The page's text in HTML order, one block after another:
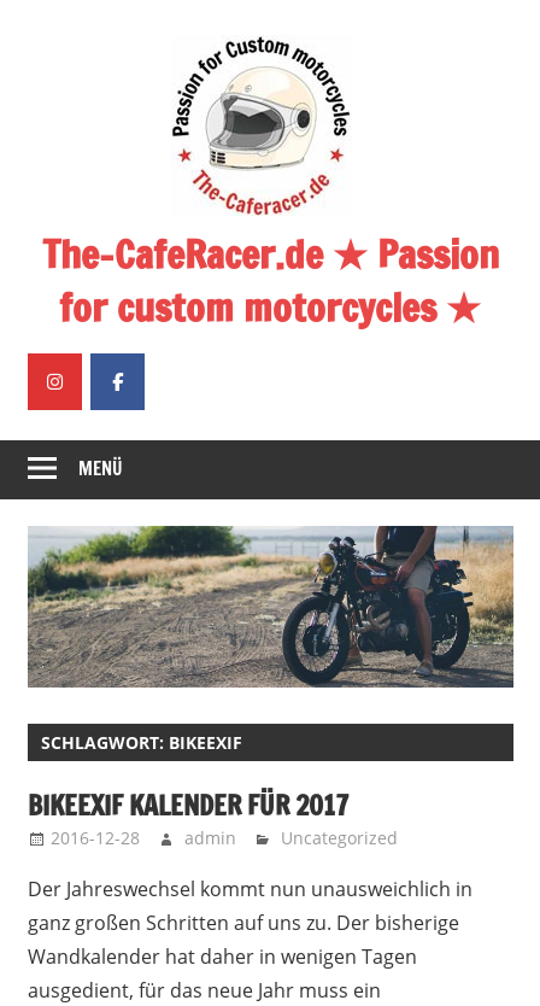
The-CafeRacer.de ★ Passion
for custom motorcycles ★
MENÜ
SCHLAGWORT: BIKEEXIF
BIKEEXIF KALENDER FÜR 2017
2016-12-28 admin Uncategorized
Der Jahreswechsel kommt nun unausweichlich in
ganz großen Schritten auf uns zu. Der bisherige
Wandkalender hat daher in wenigen Tagen
ausgedient, für das neue Jahr muss ein